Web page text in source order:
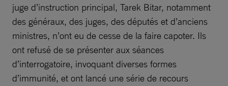
juge d’instruction principal, Tarek Bitar, notamment
des généraux, des juges, des députés et d’anciens
ministres, n’ont eu de cesse de la faire capoter. Ils
ont refusé de se présenter aux séances
d’interrogatoire, invoquant diverses formes
d’immunité, et ont lancé une série de recours